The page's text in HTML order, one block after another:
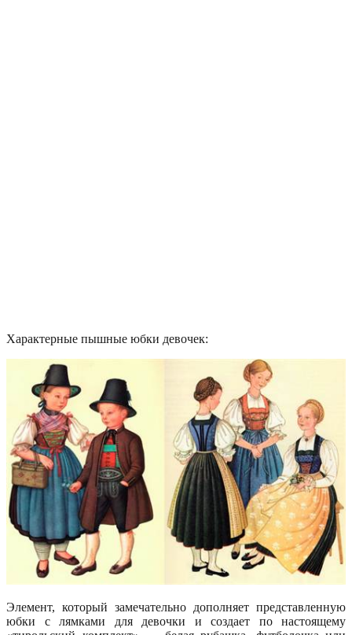
Характерные пышные юбки девочек:
Элемент, который замечательно дополняет представленную
юбки с лямками для девочки и создает по настоящему